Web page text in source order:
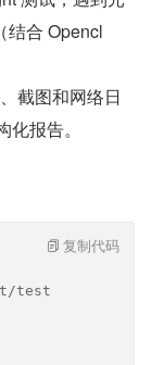
结合 Opencl
截图和网络日
报告。
test
复制代码